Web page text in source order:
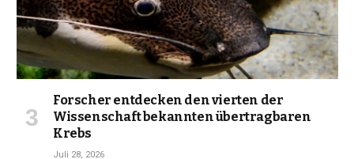
Forscher entdecken den vierten der
Wissenschaft bekannten übertragbaren
Krebs
Juli 28, 2026